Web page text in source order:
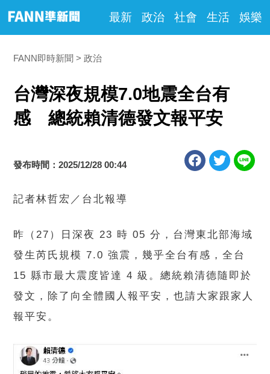
最新 政治 社會 生活 娛樂
FANN即時新聞 政治
台灣深夜規模7.0地震全台有
感 總統賴清德發文報平安
發布時間：2025/12/28 00:44
記者林哲宏／台北報導
昨（27）日深夜 23 時 05 分，台灣東北部海域
發生芮氏規模 7.0 強震，幾乎全台有感，全台
15 縣市最大震度皆達 4 級。總統賴清德隨即於
發文，除了向全體國人報平安，也請大家跟家人
報平安。